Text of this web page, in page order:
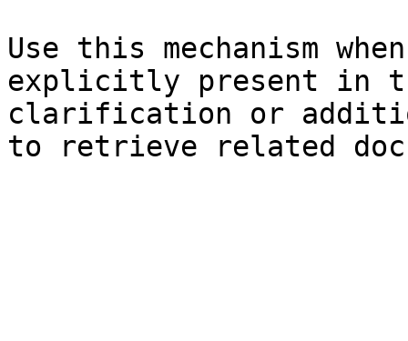
Use this mechanism
explicitly present in
clarification or